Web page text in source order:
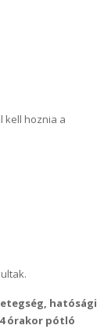
kell hoznia a
hatósági
órakor pótló